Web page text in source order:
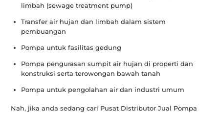
limbah (sewage treatment pump)
Transfer air hujan dan limbah dalam sistem
pembuangan
Pompa untuk fasilitas gedung
Pompa pengurasan sumpit air hujan di properti dan
konstruksi serta terowongan bawah tanah
Pompa untuk pengolahan air dan industri umum
Nah, jika anda sedang cari Pusat Distributor Jual Pompa